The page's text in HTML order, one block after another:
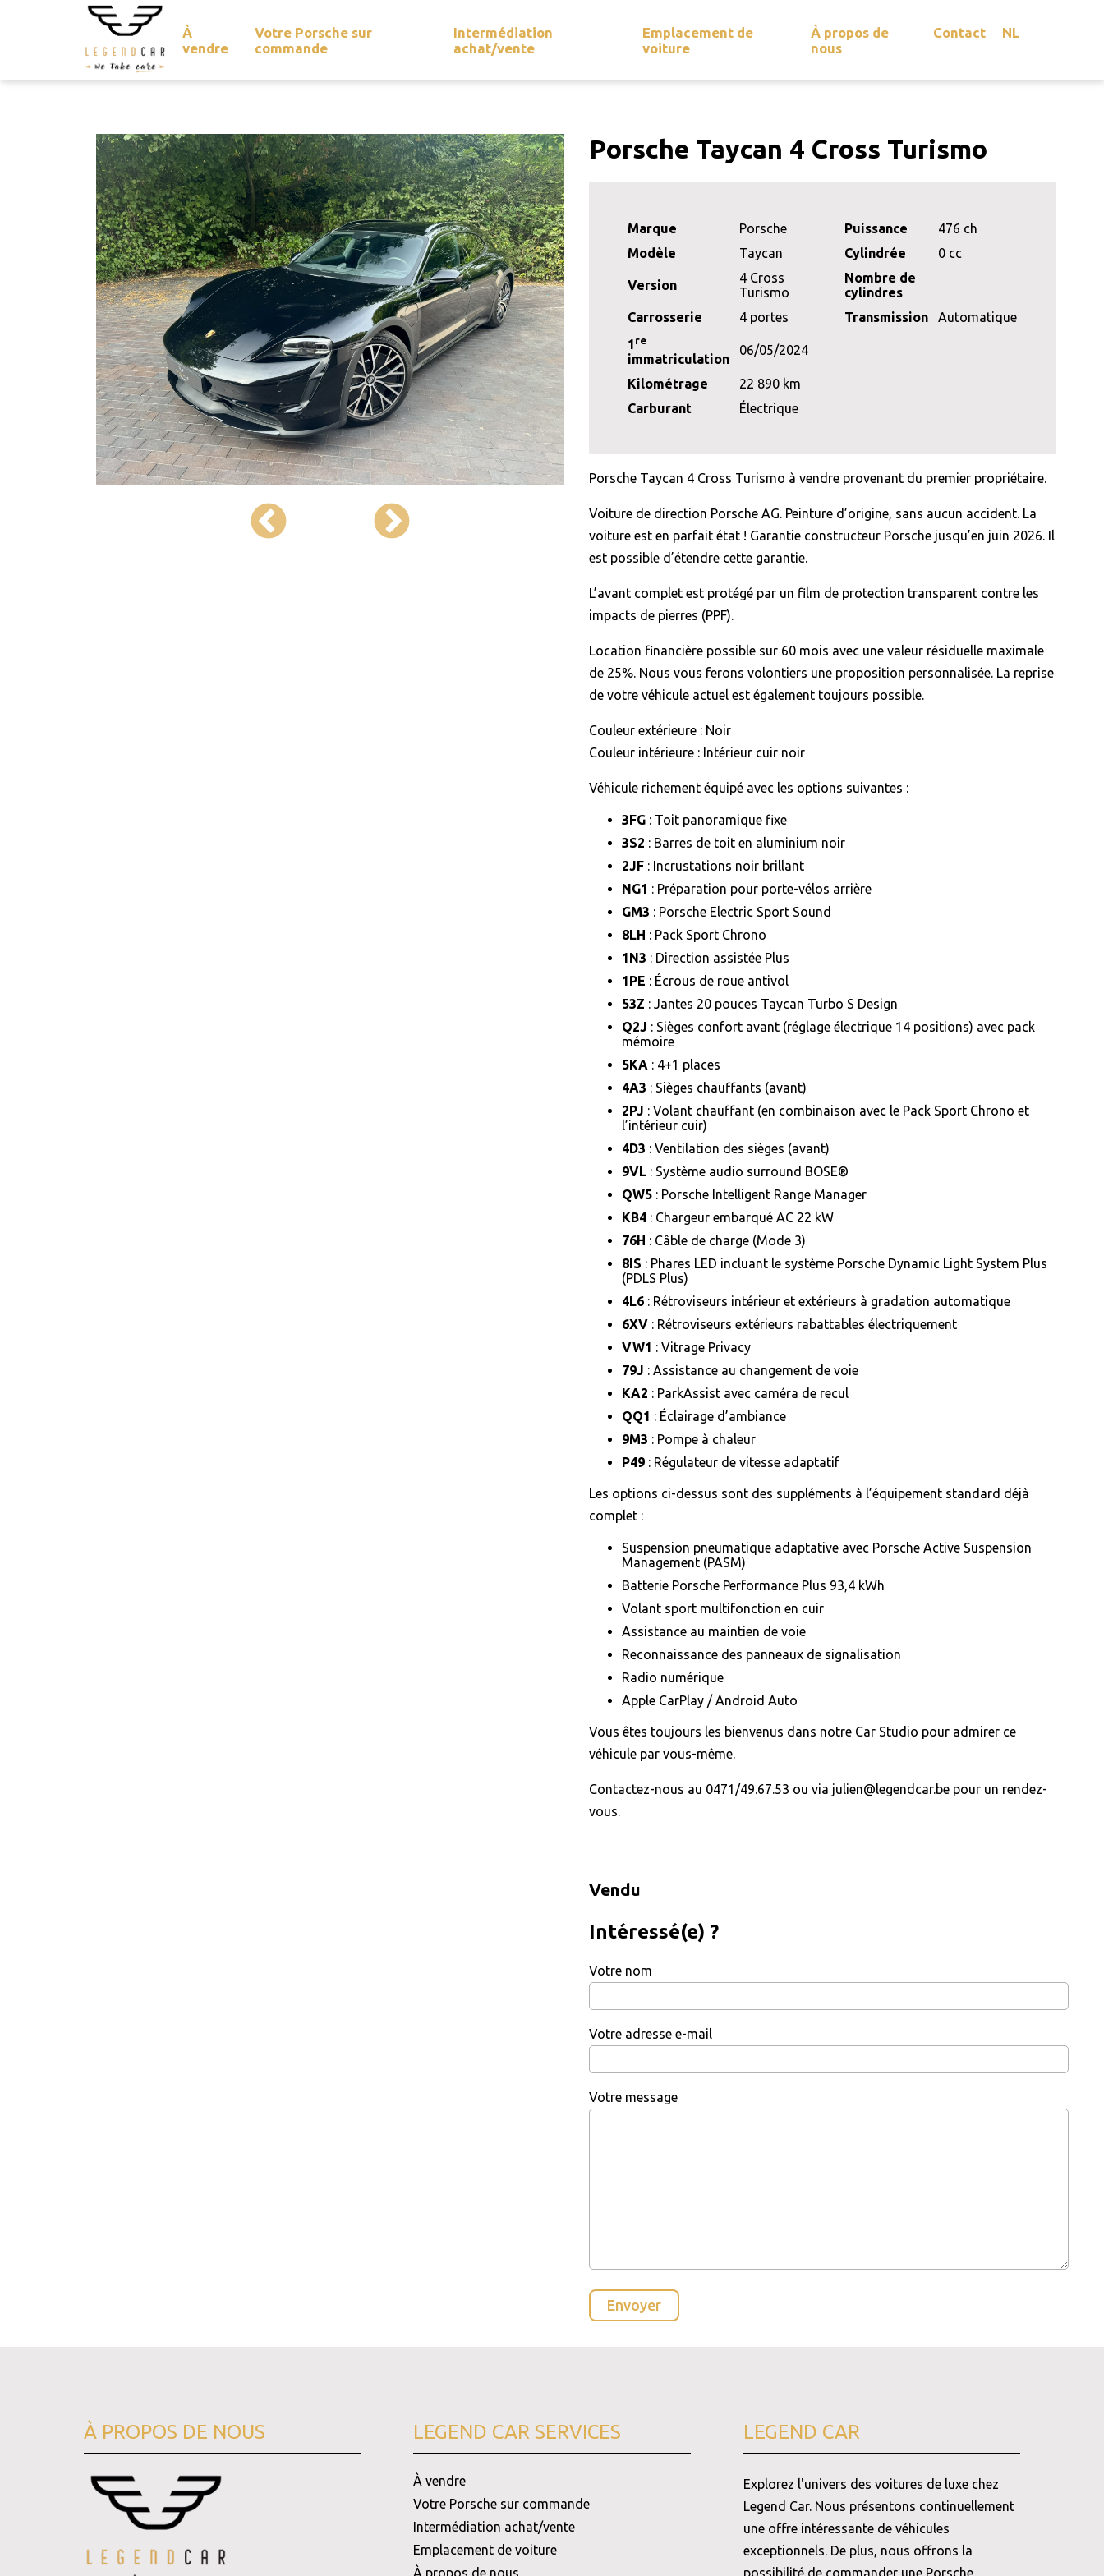
À
vendre
Votre Porsche sur
commande
Intermédiation
achat/vente
Emplacement de
voiture
À propos de
nous
Contact NL
Porsche Taycan 4 Cross Turismo
Marque
Porsche
Modèle
Taycan
Version
4 Cross
Turismo
Carrosserie
4 portes
1 re
immatriculation
06/05/2024
Kilométrage
22 890 km
Carburant
Électrique
Puissance
476 ch
Cylindrée
0 cc
Nombre de
cylindres
Transmission
Automatique
Porsche Taycan 4 Cross Turismo à vendre provenant du premier propriétaire.
Voiture de direction Porsche AG. Peinture d’origine, sans aucun accident. La
voiture est en parfait état ! Garantie constructeur Porsche jusqu’en juin 2026. Il
est possible d’étendre cette garantie.
L’avant complet est protégé par un film de protection transparent contre les
impacts de pierres (PPF).
Location financière possible sur 60 mois avec une valeur résiduelle maximale
de 25%. Nous vous ferons volontiers une proposition personnalisée. La reprise
de votre véhicule actuel est également toujours possible.
Couleur extérieure : Noir
Couleur intérieure : Intérieur cuir noir
Véhicule richement équipé avec les options suivantes :
3FG : Toit panoramique fixe
3S2 : Barres de toit en aluminium noir
2JF : Incrustations noir brillant
NG1 : Préparation pour porte-vélos arrière
GM3 : Porsche Electric Sport Sound
8LH : Pack Sport Chrono
1N3 : Direction assistée Plus
1PE : Écrous de roue antivol
53Z : Jantes 20 pouces Taycan Turbo S Design
Q2J : Sièges confort avant (réglage électrique 14 positions) avec pack
mémoire
5KA : 4+1 places
4A3 : Sièges chauffants (avant)
2PJ : Volant chauffant (en combinaison avec le Pack Sport Chrono et
l’intérieur cuir)
4D3 : Ventilation des sièges (avant)
9VL : Système audio surround BOSE®
QW5 : Porsche Intelligent Range Manager
KB4 : Chargeur embarqué AC 22 kW
76H : Câble de charge (Mode 3)
8IS : Phares LED incluant le système Porsche Dynamic Light System Plus
(PDLS Plus)
4L6 : Rétroviseurs intérieur et extérieurs à gradation automatique
6XV : Rétroviseurs extérieurs rabattables électriquement
VW1 : Vitrage Privacy
79J : Assistance au changement de voie
KA2 : ParkAssist avec caméra de recul
QQ1 : Éclairage d’ambiance
9M3 : Pompe à chaleur
P49 : Régulateur de vitesse adaptatif
Les options ci-dessus sont des suppléments à l’équipement standard déjà
complet :
Suspension pneumatique adaptative avec Porsche Active Suspension
Management (PASM)
Batterie Porsche Performance Plus 93,4 kWh
Volant sport multifonction en cuir
Assistance au maintien de voie
Reconnaissance des panneaux de signalisation
Radio numérique
Apple CarPlay / Android Auto
Vous êtes toujours les bienvenus dans notre Car Studio pour admirer ce
véhicule par vous-même.
Contactez-nous au 0471/49.67.53 ou via julien@legendcar.be pour un rendez-
vous.
Vendu
Intéressé(e) ?
Votre nom
Votre adresse e-mail
Votre message
À PROPOS DE NOUS LEGEND CAR SERVICES
À vendre
Votre Porsche sur commande
Intermédiation achat/vente
Emplacement de voiture
À propos de nous
LEGEND CAR
Explorez l'univers des voitures de luxe chez
Legend Car. Nous présentons continuellement
une offre intéressante de véhicules
exceptionnels. De plus, nous offrons la
possibilité de commander une Porsche